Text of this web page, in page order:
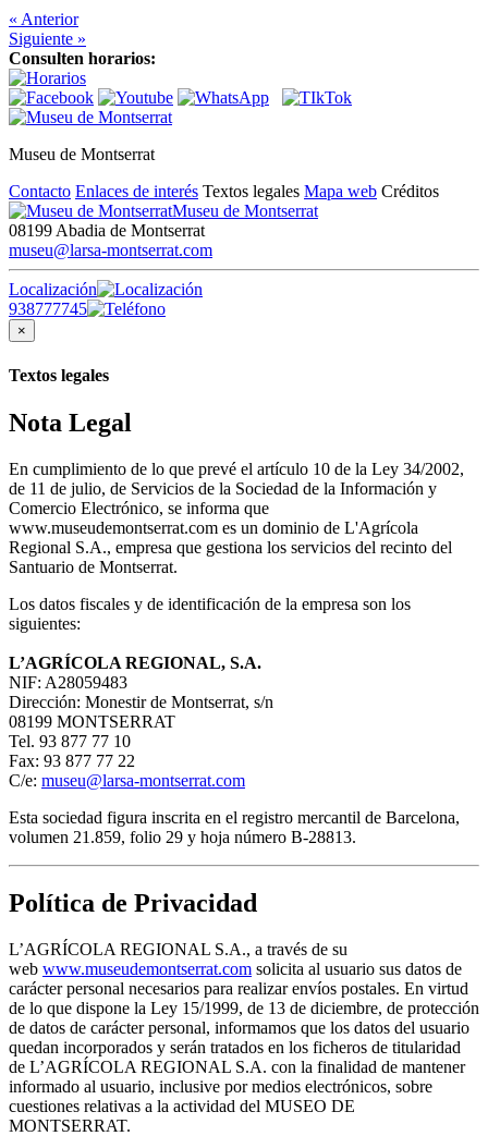
« Anterior
Siguiente »
Consulten horarios:
Museu de Montserrat
Contacto Enlaces de interés Textos legales Mapa web Créditos
Museu de Montserrat
08199 Abadia de Montserrat
museu@larsa-montserrat.com
Localización
938777745
×
Textos legales
Nota Legal
En cumplimiento de lo que prevé el artículo 10 de la Ley 34/2002,
de 11 de julio, de Servicios de la Sociedad de la Información y
Comercio Electrónico, se informa que
www.museudemontserrat.com es un dominio de L'Agrícola
Regional S.A., empresa que gestiona los servicios del recinto del
Santuario de Montserrat.
Los datos fiscales y de identificación de la empresa son los
siguientes:
L’AGRÍCOLA REGIONAL, S.A.
NIF: A28059483
Dirección: Monestir de Montserrat, s/n
08199 MONTSERRAT
Tel. 93 877 77 10
Fax: 93 877 77 22
C/e: museu@larsa-montserrat.com
Esta sociedad figura inscrita en el registro mercantil de Barcelona,
volumen 21.859, folio 29 y hoja número B-28813.
Política de Privacidad
L’AGRÍCOLA REGIONAL S.A., a través de su
web www.museudemontserrat.com solicita al usuario sus datos de
carácter personal necesarios para realizar envíos postales. En virtud
de lo que dispone la Ley 15/1999, de 13 de diciembre, de protección
de datos de carácter personal, informamos que los datos del usuario
quedan incorporados y serán tratados en los ficheros de titularidad
de L’AGRÍCOLA REGIONAL S.A. con la finalidad de mantener
informado al usuario, inclusive por medios electrónicos, sobre
cuestiones relativas a la actividad del MUSEO DE
MONTSERRAT.